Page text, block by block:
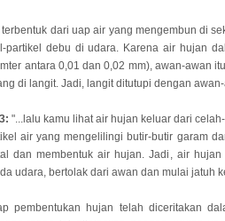
dari uap air yang mengembun di
partikel debu di udara. Karena air hujan
antara 0,01 dan 0,02 mm), awan-awan
di langit. Jadi, langit ditutupi dengan
"...lalu kamu lihat air hujan keluar dari
air yang mengelilingi butir-butir garam
dan membentuk air hujan. Jadi, air
udara, bertolak dari awan dan mulai jatuh
pembentukan hujan telah diceritakan